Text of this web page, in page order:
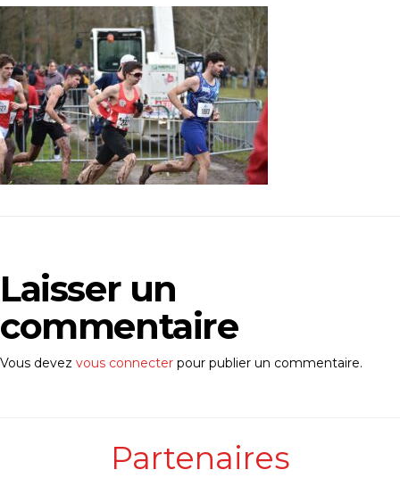
Laisser un
commentaire
Vous devez vous connecter pour publier un commentaire.
Partenaires